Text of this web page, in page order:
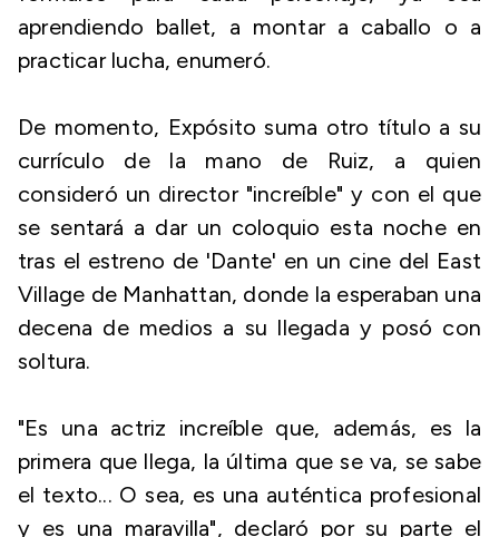
aprendiendo ballet, a montar a caballo o a
practicar lucha, enumeró.
De momento, Expósito suma otro título a su
currículo de la mano de Ruiz, a quien
consideró un director "increíble" y con el que
se sentará a dar un coloquio esta noche en
tras el estreno de 'Dante' en un cine del East
Village de Manhattan, donde la esperaban una
decena de medios a su llegada y posó con
soltura.
"Es una actriz increíble que, además, es la
primera que llega, la última que se va, se sabe
el texto... O sea, es una auténtica profesional
y es una maravilla", declaró por su parte el